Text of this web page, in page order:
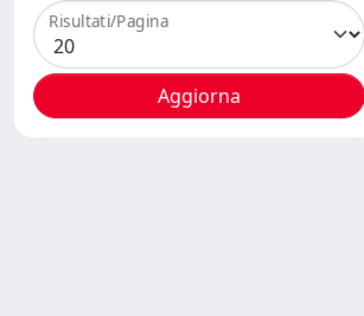
Risultati/Pagina